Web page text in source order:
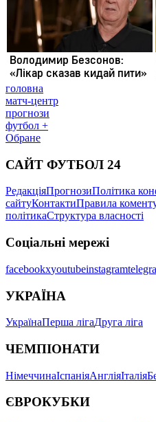
головна
матч-центр
прогнози
футбол +
Обране
САЙТ ФУТБОЛ 24
РедакціяПрогнозиПолітика
сайтуКонтактиПравила
політикаСтруктура власності
Соціальні мережі
facebookxyoutubeinstagram
УКРАЇНА
УкраїнаПерша лігаДруга ліга
ЧЕМПІОНАТИ
НімеччинаІспаніяАнгліяІталія
ЄВРОКУБКИ